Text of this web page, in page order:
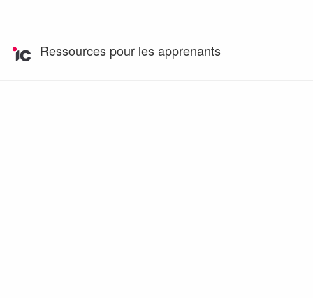
Ressources pour les apprenants